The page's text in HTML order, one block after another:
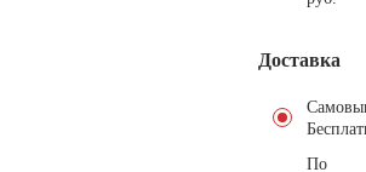
Доставка
По